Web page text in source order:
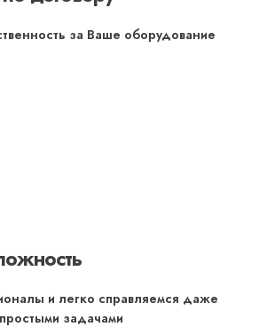
за Ваше оборудование
и легко справляемся даже
задачами